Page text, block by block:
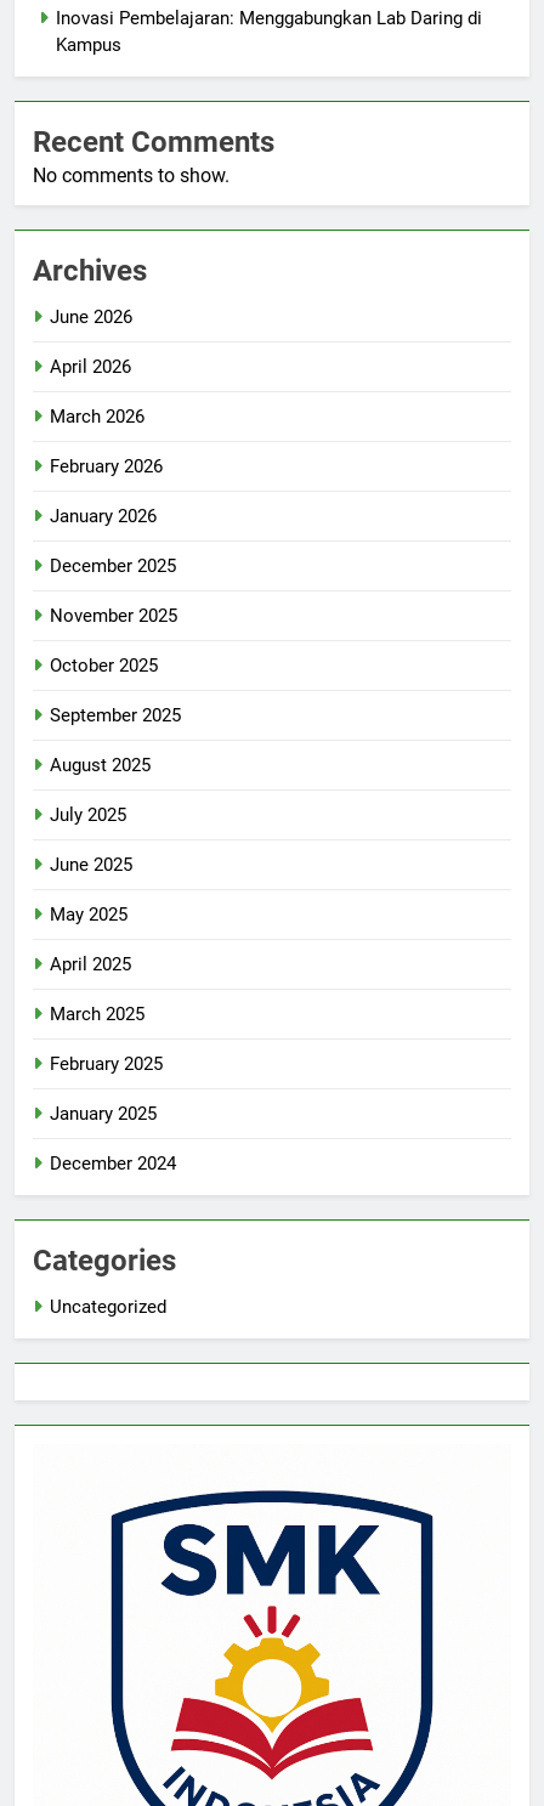
Inovasi Pembelajaran: Menggabungkan Lab Daring di
Kampus
Recent Comments
No comments to show.
Archives
June 2026
April 2026
March 2026
February 2026
January 2026
December 2025
November 2025
October 2025
September 2025
August 2025
July 2025
June 2025
May 2025
April 2025
March 2025
February 2025
January 2025
December 2024
Categories
Uncategorized